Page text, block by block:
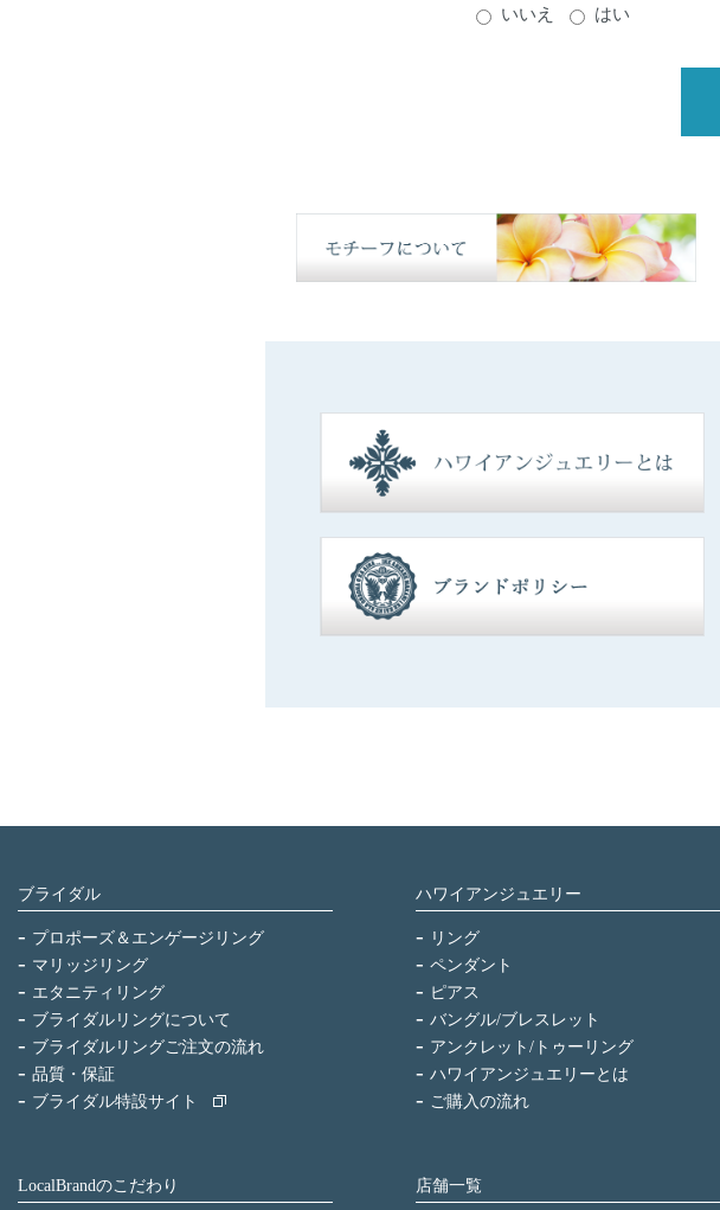
いいえ
はい
ブライダル
プロポーズ＆エンゲージリング
マリッジリング
エタニティリング
ブライダルリングについて
ブライダルリングご注文の流れ
品質・保証
ブライダル特設サイト
ハワイアンジュエリー
リング
ペンダント
ピアス
バングル/ブレスレット
アンクレット/トゥーリング
ハワイアンジュエリーとは
ご購入の流れ
LocalBrandのこだわり 店舗一覧